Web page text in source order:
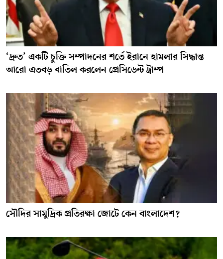
‘দ্রুত’ একটি চুক্তি সম্পাদনের শর্তে ইরানে হামলার সিদ্ধান্ত
আরো এতবড় বাতিল করলেন প্রেসিডেন্ট ট্রাম্প
সৌদির সামুদ্রিক প্রতিরক্ষা জোটে কেন বাংলাদেশ?